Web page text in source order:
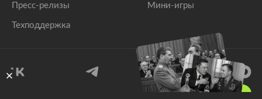
Пресс-релизы
Техподдержка
Мини-игры